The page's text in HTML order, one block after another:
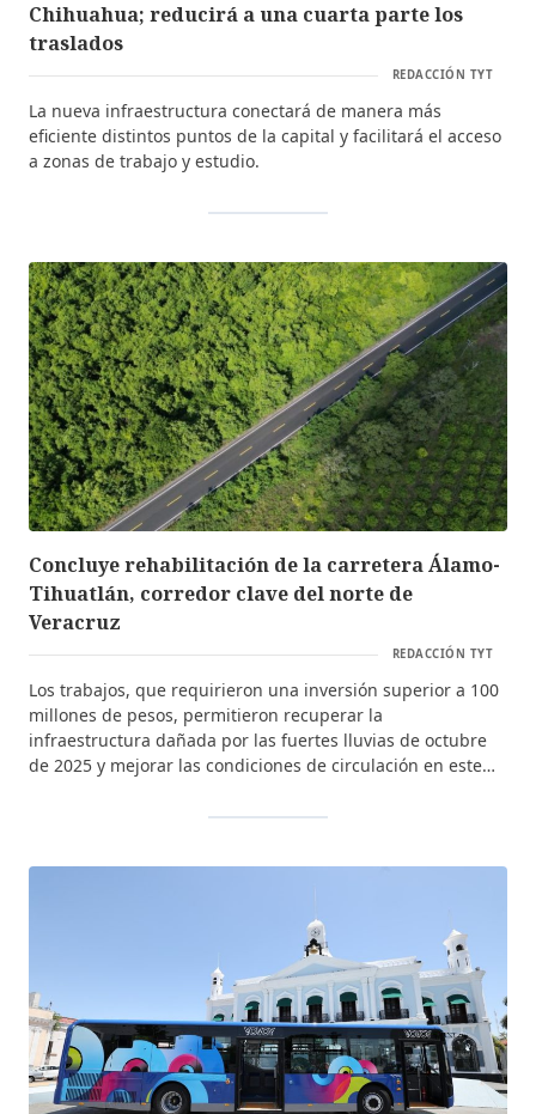
Chihuahua; reducirá a una cuarta parte los
traslados
REDACCIÓN TYT
La nueva infraestructura conectará de manera más
eficiente distintos puntos de la capital y facilitará el acceso
a zonas de trabajo y estudio.
Concluye rehabilitación de la carretera Álamo-
Tihuatlán, corredor clave del norte de
Veracruz
REDACCIÓN TYT
Los trabajos, que requirieron una inversión superior a 100
millones de pesos, permitieron recuperar la
infraestructura dañada por las fuertes lluvias de octubre
de 2025 y mejorar las condiciones de circulación en este